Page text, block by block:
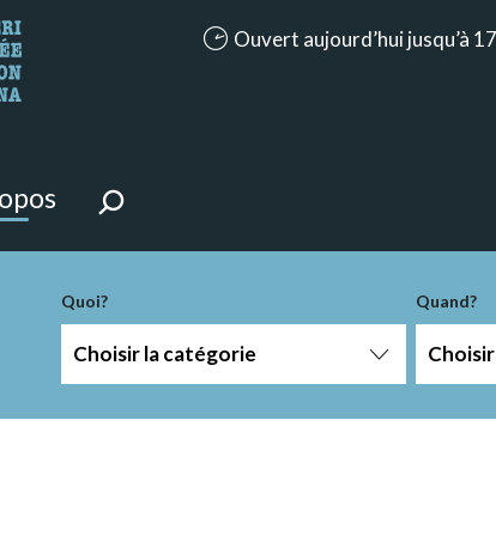
de la page.
accessibility.aria.opening_hours:
Ouvert aujourd’hui jusqu’à
Quoi?
Choisir la catégorie
Quand?